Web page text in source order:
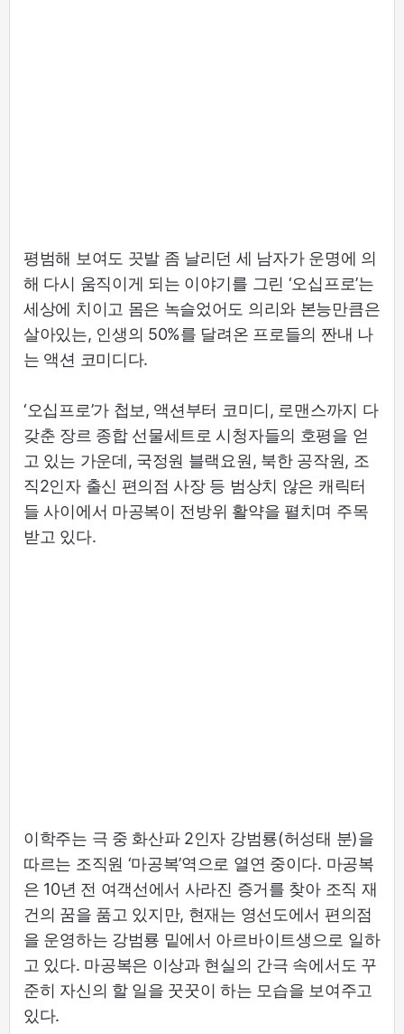
평범해 보여도 끗발 좀 날리던 세 남자가 운명에 의
해 다시 움직이게 되는 이야기를 그린 ‘오십프로’는
세상에 치이고 몸은 녹슬었어도 의리와 본능만큼은
살아있는, 인생의 50%를 달려온 프로들의 짠내 나
는 액션 코미디다.
‘오십프로’가 첩보, 액션부터 코미디, 로맨스까지 다
갖춘 장르 종합 선물세트로 시청자들의 호평을 얻
고 있는 가운데, 국정원 블랙요원, 북한 공작원, 조
직2인자 출신 편의점 사장 등 범상치 않은 캐릭터
들 사이에서 마공복이 전방위 활약을 펼치며 주목
받고 있다.
이학주는 극 중 화산파 2인자 강범룡(허성태 분)을
따르는 조직원 ‘마공복’역으로 열연 중이다. 마공복
은 10년 전 여객선에서 사라진 증거를 찾아 조직 재
건의 꿈을 품고 있지만, 현재는 영선도에서 편의점
을 운영하는 강범룡 밑에서 아르바이트생으로 일하
고 있다. 마공복은 이상과 현실의 간극 속에서도 꾸
준히 자신의 할 일을 꿋꿋이 하는 모습을 보여주고
있다.